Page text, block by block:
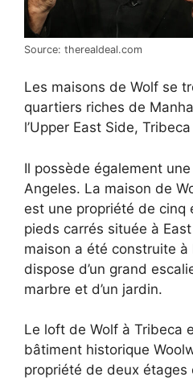
Source: therealdeal.com
Les maisons de Wolf se
quartiers riches de
l’Upper East Side,
Il possède également
Angeles. La maison de
est une propriété de cinq
pieds carrés située à
maison a été construite
dispose d’un grand
marbre et d’un jardin.
Le loft de Wolf à Tribeca
bâtiment historique
propriété de deux